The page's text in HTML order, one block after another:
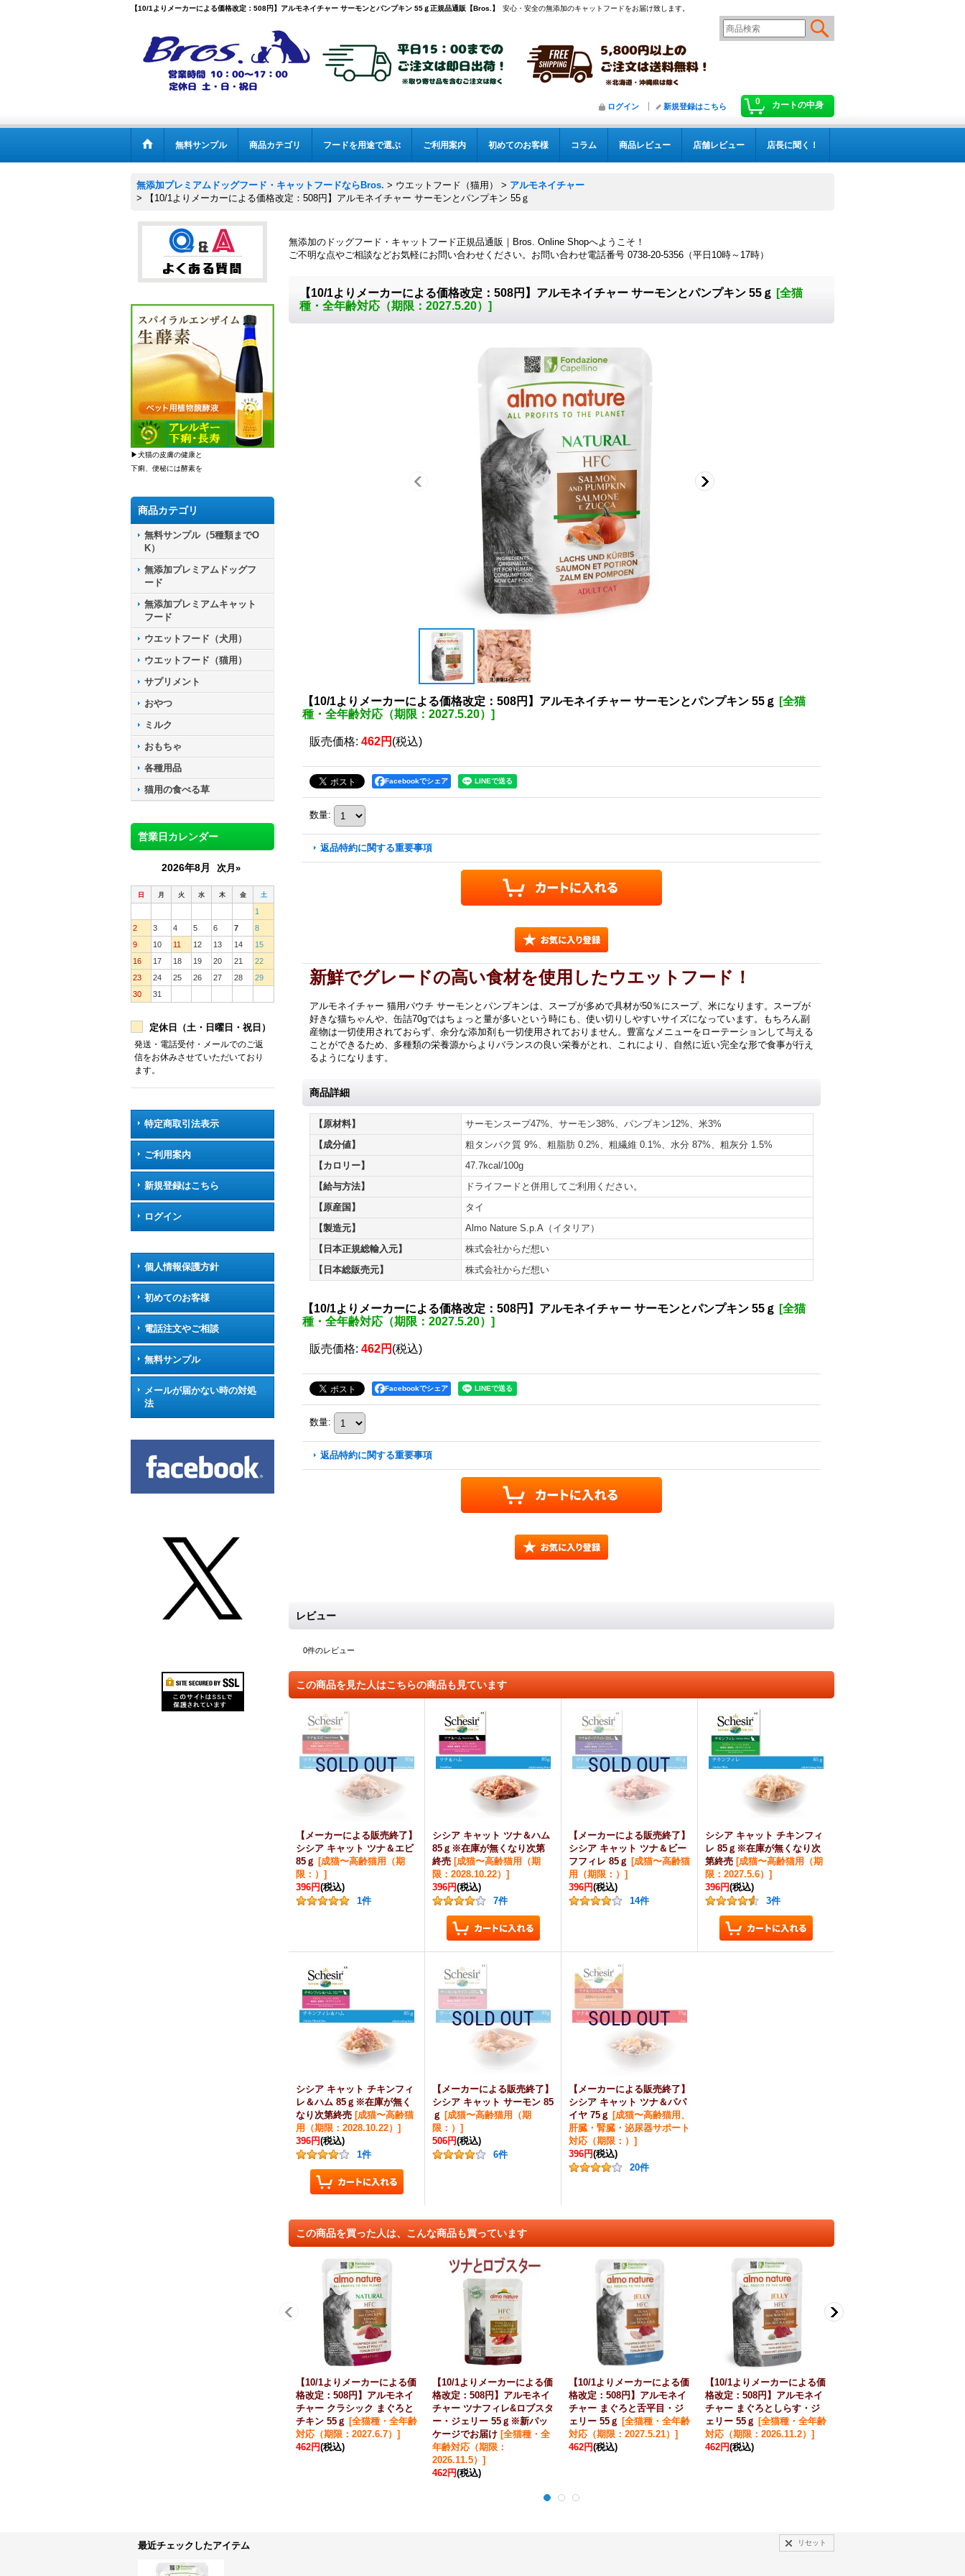
【10/1よりメーカーによる価格改定：508円】アルモネイチャー サーモンとパンプキン 55ｇ正規品通販【Bros.】 安心・安全の無添加のキャットフードをお届け致します。
0 カートの中身
ログイン 新規登録はこちら
無料サンプル 商品カテゴリ フードを用途で選ぶ ご利用案内 初めてのお客様 コラム 商品レビュー 店舗レビュー 店長に聞く！
無添加プレミアムドッグフード・キャットフードならBros. > ウエットフード（猫用） > アルモネイチャー
>
【10/1よりメーカーによる価格改定：508円】アルモネイチャー サーモンとパンプキン 55ｇ
▶犬猫の皮膚の健康と
下痢、便秘には酵素を
商品カテゴリ
無料サンプル（5種類までO
K）
無添加プレミアムドッグフ
ード
無添加プレミアムキャット
フード
ウエットフード（犬用）
ウエットフード（猫用）
サプリメント
おやつ
ミルク
おもちゃ
各種用品
猫用の食べる草
営業日カレンダー
2026年8月 次月»
日 月 火 水 木 金 土
1
2
3 4 5 6 7
8
9
10 11 12 13 14
15
16
17 18 19 20 21
22
23
24 25 26 27 28
29
30
31
定休日（土・日曜日・祝日）
発送・電話受付・メールでのご返
信をお休みさせていただいており
ます。
特定商取引法表示
ご利用案内
新規登録はこちら
ログイン
個人情報保護方針
初めてのお客様
電話注文やご相談
無料サンプル
メールが届かない時の対処
法
無添加のドッグフード・キャットフード正規品通販｜Bros. Online Shopへようこそ！
ご不明な点やご相談などお気軽にお問い合わせください。お問い合わせ電話番号 0738-20-5356（平日10時～17時）
【10/1よりメーカーによる価格改定：508円】アルモネイチャー サーモンとパンプキン 55ｇ [全猫
種・全年齢対応（期限：2027.5.20） ]
【10/1よりメーカーによる価格改定：508円】アルモネイチャー サーモンとパンプキン 55ｇ [全猫
種・全年齢対応（期限：2027.5.20） ]
販売価格: 462円 (税込)
Facebookでシェア
数量:
返品特約に関する重要事項
新鮮でグレードの高い食材を使用したウエットフード！
アルモネイチャー 猫用パウチ サーモンとパンプキンは、スープが多めで具材が50％にスープ、米になります。スープが
好きな猫ちゃんや、缶詰70gではちょっと量が多いという時にも、使い切りしやすいサイズになっています。もちろん副
産物は一切使用されておらず、余分な添加剤も一切使用されておりません。豊富なメニューをローテーションして与える
ことができるため、多種類の栄養源からよりバランスの良い栄養がとれ、これにより、自然に近い完全な形で食事が行え
るようになります。
商品詳細
【原材料】
サーモンスープ47%、サーモン38%、パンプキン12%、米3%
【成分値】
粗タンパク質 9%、粗脂肪 0.2%、粗繊維 0.1%、水分 87%、粗灰分 1.5%
【カロリー】
47.7kcal/100g
【給与方法】
ドライフードと併用してご利用ください。
【原産国】
タイ
【製造元】
Almo Nature S.p.A（イタリア）
【日本正規総輸入元】
株式会社からだ想い
【日本総販売元】
株式会社からだ想い
【10/1よりメーカーによる価格改定：508円】アルモネイチャー サーモンとパンプキン 55ｇ [全猫
種・全年齢対応（期限：2027.5.20） ]
販売価格: 462円 (税込)
Facebookでシェア
数量:
返品特約に関する重要事項
レビュー
0件のレビュー
この商品を見た人はこちらの商品も見ています
【メーカーによる販売終了】
シシア キャット ツナ＆エビ
85ｇ [成猫〜高齢猫用（期
限：） ]
396円(税込)
1件
シシア キャット ツナ＆ハム
85ｇ※在庫が無くなり次第
終売 [成猫〜高齢猫用（期
限：2028.10.22） ]
396円(税込)
7件
【メーカーによる販売終了】
シシア キャット ツナ＆ビー
フフィレ 85ｇ [成猫〜高齢猫
用（期限：） ]
396円(税込)
14件
シシア キャット チキンフィ
レ 85ｇ※在庫が無くなり次
第終売 [成猫〜高齢猫用（期
限：2027.5.6） ]
396円(税込)
3件
シシア キャット チキンフィ
レ＆ハム 85ｇ※在庫が無く
なり次第終売 [成猫〜高齢猫
用（期限：2028.10.22） ]
396円(税込)
1件
【メーカーによる販売終了】
シシア キャット サーモン 85
ｇ [成猫〜高齢猫用（期
限：） ]
506円(税込)
6件
【メーカーによる販売終了】
シシア キャット ツナ＆パパ
イヤ 75ｇ [成猫〜高齢猫用、
肝臓・腎臓・泌尿器サポート
対応（期限：） ]
396円(税込)
20件
この商品を買った人は、こんな商品も買っています
【10/1よりメーカーによる価
格改定：508円】アルモネイ
チャー クラシック まぐろと
チキン 55ｇ [全猫種・全年齢
対応（期限：2027.6.7） ]
462円(税込)
【10/1よりメーカーによる価
格改定：508円】アルモネイ
チャー ツナフィレ&ロブスタ
ー・ジェリー 55ｇ※新パッ
ケージでお届け [全猫種・全
年齢対応（期限：
2026.11.5） ]
462円(税込)
【10/1よりメーカーによる価
格改定：508円】アルモネイ
チャー まぐろと舌平目・ジ
ェリー 55ｇ [全猫種・全年齢
対応（期限：2027.5.21） ]
462円(税込)
【10/1よりメーカーによる価
格改定：508円】アルモネイ
チャー まぐろとしらす・ジ
ェリー 55ｇ [全猫種・全年齢
対応（期限：2026.11.2） ]
462円(税込)
最近チェックしたアイテム リセット